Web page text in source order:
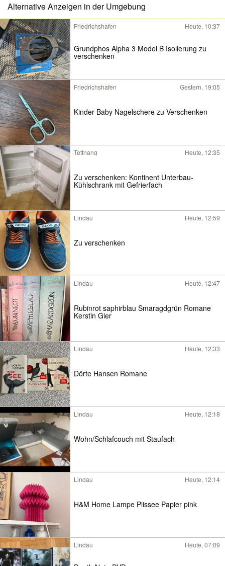
Alternative Anzeigen in der Umgebung
Friedrichshafen Heute, 10:37
Grundphos Alpha 3 Model B Isolierung zu
verschenken
Friedrichshafen Gestern, 19:05
Kinder Baby Nagelschere zu Verschenken
Tettnang Heute, 12:35
Zu verschenken: Kontinent Unterbau-
Kühlschrank mit Gefrierfach
Lindau Heute, 12:59
Zu verschenken
Lindau Heute, 12:47
Rubinrot saphirblau Smaragdgrün Romane
Kerstin Gier
Lindau Heute, 12:33
Dörte Hansen Romane
Lindau Heute, 12:18
Wohn/Schlafcouch mit Staufach
Lindau Heute, 12:14
H&M Home Lampe Plissee Papier pink
Lindau Heute, 07:09